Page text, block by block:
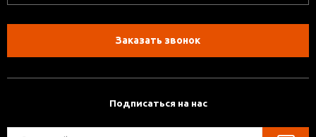
Заказать звонок
Подписаться на нас